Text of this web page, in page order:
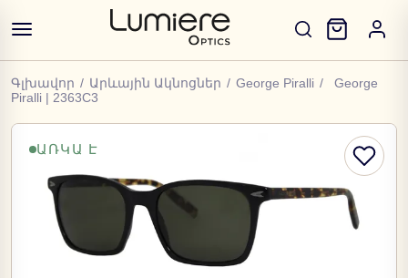
Գլխավոր / Արևային Ակնոցներ / George Piralli /
George
Piralli | 2363C3
ԱՌԿԱ Է